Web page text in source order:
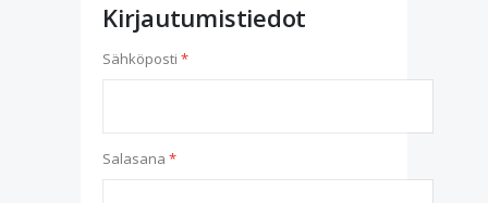
Kirjautumistiedot
Sähköposti
Salasana